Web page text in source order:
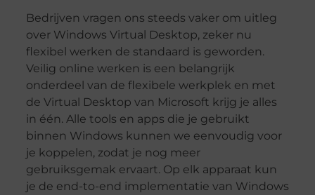
Bedrijven vragen ons steeds vaker om uitleg
over Windows Virtual Desktop, zeker nu
flexibel werken de standaard is geworden.
Veilig online werken is een belangrijk
onderdeel van de flexibele werkplek en met
de Virtual Desktop van Microsoft krijg je alles
in één. Alle tools en apps die je gebruikt
binnen Windows kunnen we eenvoudig voor
je koppelen, zodat je nog meer
gebruiksgemak ervaart. Op elk apparaat kun
je de end-to-end implementatie van Windows